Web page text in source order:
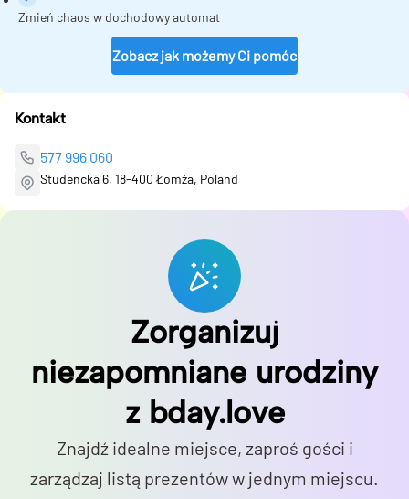
Zmień chaos w dochodowy automat
Zobacz jak możemy Ci pomóc
Kontakt
577 996 060
Studencka 6, 18-400 Łomża, Poland
Zorganizuj
niezapomniane urodziny
z bday.love
Znajdź idealne miejsce, zaproś gości i
zarządzaj listą prezentów w jednym miejscu.